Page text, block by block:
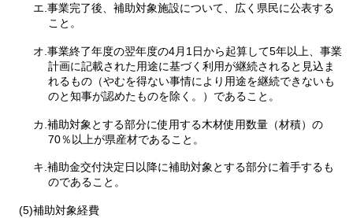
エ.事業完了後、補助対象施設について、広く県民に公表する
こと。
オ.事業終了年度の翌年度の4月1日から起算して5年以上、事業
計画に記載された用途に基づく利用が継続されると見込ま
れるもの（やむを得ない事情により用途を継続できないも
のと知事が認めたものを除く。）であること。
カ.補助対象とする部分に使用する木材使用数量（材積）の
70％以上が県産材であること。
キ.補助金交付決定日以降に補助対象とする部分に着手するも
のであること。
(5)補助対象経費